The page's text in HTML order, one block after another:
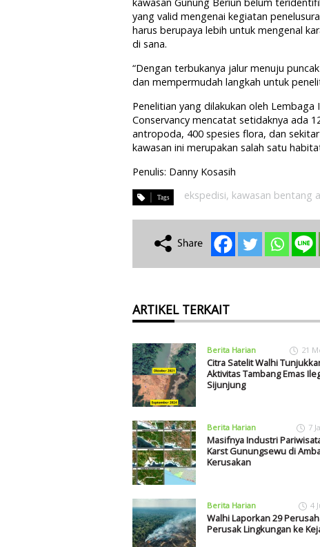
yang valid mengenai kegiatan
harus berupaya lebih untuk mengenal
di sana.
“Dengan terbukanya jalur menuju
dan mempermudah langkah untuk
Penelitian yang dilakukan oleh
Conservancy mencatat setidaknya ada
antropoda, 400 spesies flora, dan
kawasan ini merupakan salah satu
Penulis: Danny Kosasih
ekspedisi, kawasan bentang
ARTIKEL TERKAIT
Berita Harian 21
Citra Satelit Walhi
Aktivitas Tambang Emas
Sijunjung
Berita Harian 7
Masifnya Industri
Karst Gunungsewu di
Kerusakan
Berita Harian 4
Walhi Laporkan 29
Perusak Lingkungan ke